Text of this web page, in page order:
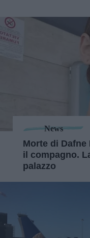
News
Morte di Dafne
il compagno.
palazzo